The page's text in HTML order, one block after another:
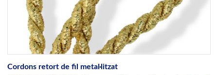
Cordons retort de fil metal·litzat